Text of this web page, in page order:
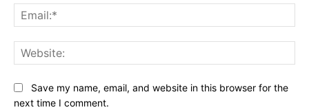
Save my name, email, and website in this browser for the
next time I comment.